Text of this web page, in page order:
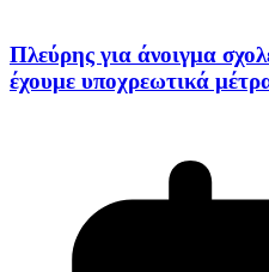
Πλεύρης για άνοιγμα
έχουμε υποχρεωτικά